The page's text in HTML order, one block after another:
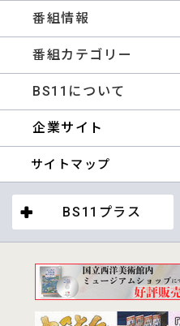
番組情報
番組カテゴリー
BS11について
企業サイト
サイトマップ
BS11プラス